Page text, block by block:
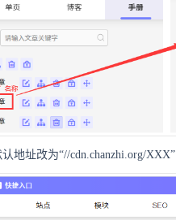
地址改为“//cdn.chanzhi.org/XXX”